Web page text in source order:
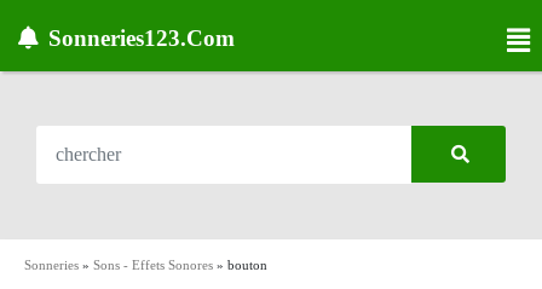
Sonneries123.Com
Sonneries » Sons - Effets Sonores » bouton